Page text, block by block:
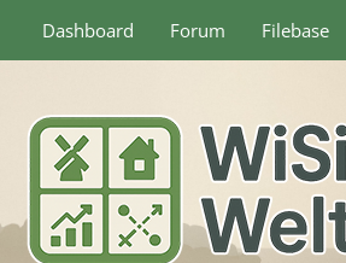
Dashboard Forum Filebase